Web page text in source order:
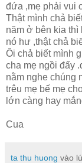
đứa ,mẹ phải vui
Thật mình chả
năm ở bên kia
nó hư ,thật chả
Ôi chả biết mình
cha mẹ ngồi đấy
nằm nghe chúng
trêu mẹ bế mẹ
lớn càng hay
Cua
ta thu huong vào